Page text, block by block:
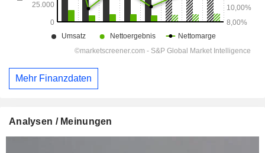
Mehr Finanzdaten
Analysen / Meinungen